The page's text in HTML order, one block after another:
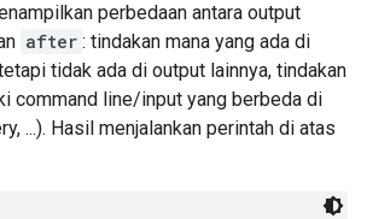
perbedaan antara output
after : tindakan mana yang ada di
tidak ada di output lainnya, tindakan
command line/input yang berbeda di
...). Hasil menjalankan perintah di atas